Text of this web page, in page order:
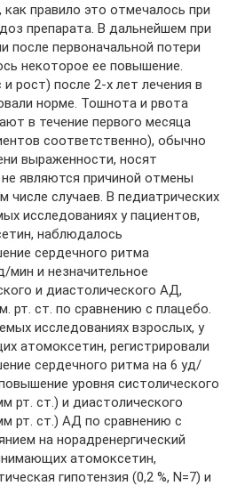
как правило это отмечалось при
препарата. В дальнейшем при
после первоначальной потери
некоторое ее повышение.
рост) после 2-х лет лечения в
норме. Тошнота и рвота
в течение первого месяца
соответственно), обычно
выраженности, носят
являются причиной отмены
числе случаев. В педиатрических
исследованиях у пациентов,
наблюдалось
сердечного ритма
мин и незначительное
и диастолического АД,
рт. ст. по сравнению с плацебо.
исследованиях взрослых, у
атомоксетин, регистрировали
сердечного ритма на 6 уд/
уровня систолического
рт. ст.) и диастолического
рт. ст.) АД по сравнению с
на норадренергический
атомоксетин,
гипотензия (0,2 %, N=7) и